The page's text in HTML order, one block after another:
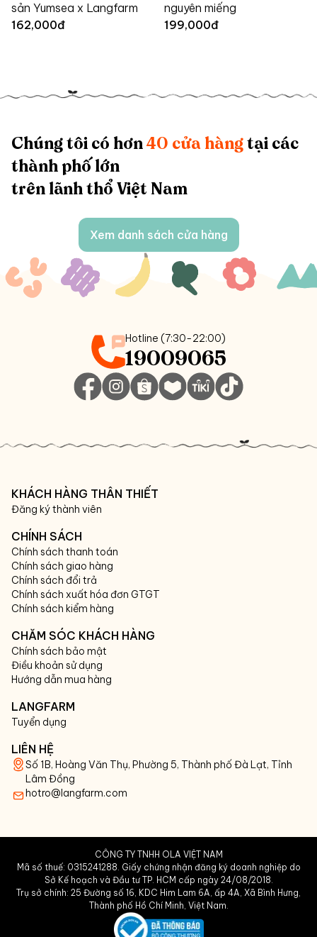
sản Yumsea x Langfarm
162,000đ
nguyên miếng
199,000đ
Chúng tôi có hơn 40 cửa hàng tại các
thành phố lớn
trên lãnh thổ Việt Nam
Xem danh sách cửa hàng
Hotline (7:30-22:00)
19009065
KHÁCH HÀNG THÂN THIẾT
Đăng ký thành viên
CHÍNH SÁCH
Chính sách thanh toán
Chính sách giao hàng
Chính sách đổi trả
Chính sách xuất hóa đơn GTGT
Chính sách kiểm hàng
CHĂM SÓC KHÁCH HÀNG
Chính sách bảo mật
Điều khoản sử dụng
Hướng dẫn mua hàng
LANGFARM
Tuyển dụng
LIÊN HỆ
Số 1B, Hoàng Văn Thụ, Phường 5, Thành phố Đà Lạt, Tỉnh
Lâm Đồng
hotro@langfarm.com
CÔNG TY TNHH OLA VIỆT NAM
Mã số thuế: 0315241288. Giấy chứng nhận đăng ký doanh nghiệp do
Sở Kế hoạch và Đầu tư TP. HCM cấp ngày 24/08/2018.
Trụ sở chính: 25 Đường số 16, KDC Him Lam 6A, ấp 4A, Xã Bình Hưng,
Thành phố Hồ Chí Minh, Việt Nam.